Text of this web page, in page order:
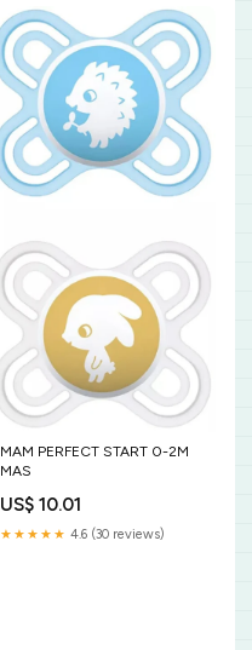
MAM PERFECT START 0-2M
MAS
US$ 10.01
★★★★★ 4.6 (30 reviews)